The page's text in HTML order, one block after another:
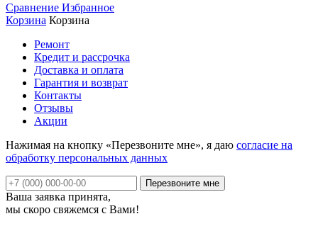
Сравнение Избранное
Корзина Корзина
Ремонт
Кредит и рассрочка
Доставка и оплата
Гарантия и возврат
Контакты
Отзывы
Акции
Нажимая на кнопку «Перезвоните мне», я даю согласие на
обработку персональных данных
Ваша заявка принята,
мы скоро свяжемся с Вами!